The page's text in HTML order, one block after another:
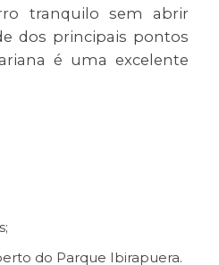
tranquilo sem abrir
dos principais pontos
é uma excelente
do Parque Ibirapuera.